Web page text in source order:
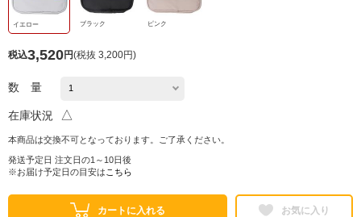
イエロー ブラック ピンク
税込3,520円(税抜 3,200円)
数 量
在庫状況 △
本商品は交換不可となっております。ご了承ください。
発送予定日 注文日の1～10日後
※お届け予定日の目安は こちら
カートに入れる お気に入り